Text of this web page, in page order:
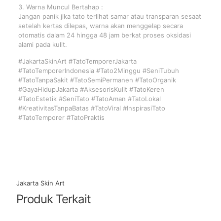
3. Warna Muncul Bertahap :
Jangan panik jika tato terlihat samar atau transparan sesaat
setelah kertas dilepas, warna akan menggelap secara
otomatis dalam 24 hingga 48 jam berkat proses oksidasi
alami pada kulit.
#JakartaSkinArt #TatoTemporerJakarta
#TatoTemporerIndonesia #Tato2Minggu #SeniTubuh
#TatoTanpaSakit #TatoSemiPermanen #TatoOrganik
#GayaHidupJakarta #AksesorisKulit #TatoKeren
#TatoEstetik #SeniTato #TatoAman #TatoLokal
#KreativitasTanpaBatas #TatoViral #InspirasiTato
#TatoTemporer #TatoPraktis
Jakarta Skin Art
Produk Terkait